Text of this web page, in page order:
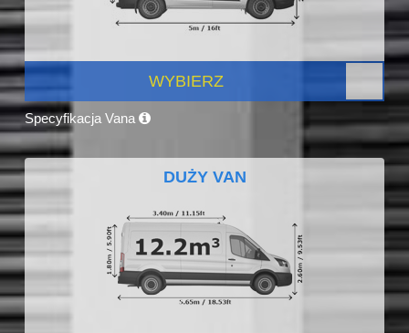
WYBIERZ
Specyfikacja Vana
DUŻY VAN